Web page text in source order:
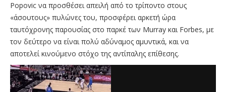
Popovic να προσθέσει απειλή από το τρίποντο στους
«άσουτους» πυλώνες του, προσφέρει αρκετή ώρα
ταυτόχρονης παρουσίας στο παρκέ των Murray και Forbes, με
τον δεύτερο να είναι πολύ αδύναμος αμυντικά, και να
αποτελεί κινούμενο στόχο της αντίπαλης επίθεσης.